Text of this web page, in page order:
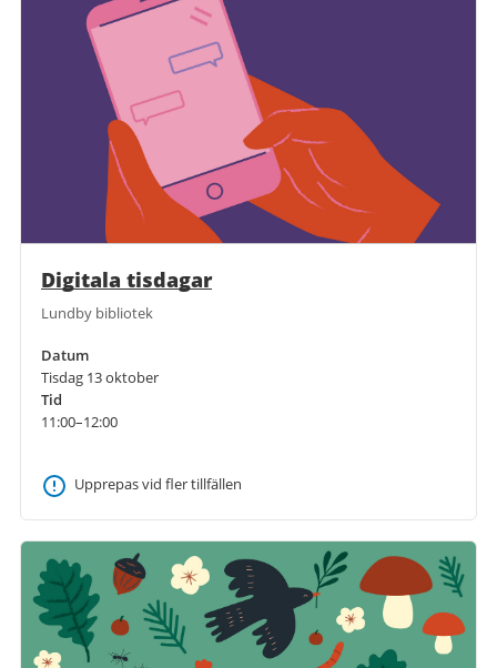
Digitala tisdagar
Lundby bibliotek
Datum
Tisdag 13 oktober
Tid
11:00–12:00
Upprepas vid fler tillfällen